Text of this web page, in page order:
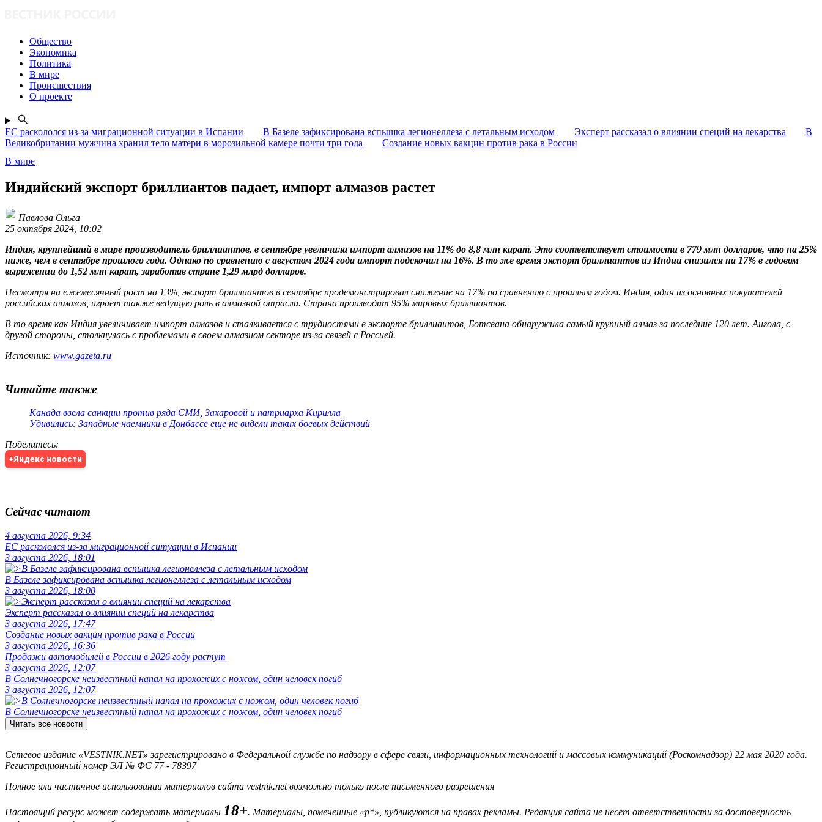
Общество
Экономика
Политика
В мире
Происшествия
О проекте
ЕС раскололся из-за миграционной ситуации в Испании В Базеле зафиксирована вспышка легионеллеза с летальным исходом Эксперт рассказал о влиянии специй на лекарства
В
Великобритании мужчина хранил тело матери в морозильной камере почти три года
Создание новых вакцин против рака в России
В мире
Индийский экспорт бриллиантов падает, импорт алмазов растет
Павлова Ольга
25 октября 2024, 10:02
Индия, крупнейший в мире производитель бриллиантов, в сентябре увеличила импорт алмазов на 11% до 8,8 млн карат. Это соответствует стоимости в 779 млн долларов, что на 25%
ниже, чем в сентябре прошлого года. Однако по сравнению с августом 2024 года импорт подскочил на 16%. В то же время экспорт бриллиантов из Индии снизился на 17% в годовом
выражении до 1,52 млн карат, заработав стране 1,29 млрд долларов.
Несмотря на ежемесячный рост на 13%, экспорт бриллиантов в сентябре продемонстрировал снижение на 17% по сравнению с прошлым годом. Индия, один из основных покупателей
российских алмазов, играет также ведущую роль в алмазной отрасли. Страна производит 95% мировых бриллиантов.
В то время как Индия увеличивает импорт алмазов и сталкивается с трудностями в экспорте бриллиантов, Ботсвана обнаружила самый крупный алмаз за последние 120 лет. Ангола, с
другой стороны, столкнулась с проблемами в своем алмазном секторе из-за связей с Россией.
Источник: www.gazeta.ru
Читайте также
Канада ввела санкции против ряда СМИ, Захаровой и патриарха Кирилла
Удивились: Западные наемники в Донбассе еще не видели таких боевых действий
Поделитесь:
+Яндекс новости
Сейчас читают
4 августа 2026, 9:34
ЕС раскололся из-за миграционной ситуации в Испании
3 августа 2026, 18:01
В Базеле зафиксирована вспышка легионеллеза с летальным исходом
3 августа 2026, 18:00
Эксперт рассказал о влиянии специй на лекарства
3 августа 2026, 17:47
Создание новых вакцин против рака в России
3 августа 2026, 16:36
Продажи автомобилей в России в 2026 году растут
3 августа 2026, 12:07
В Солнечногорске неизвестный напал на прохожих с ножом, один человек погиб
3 августа 2026, 12:07
В Солнечногорске неизвестный напал на прохожих с ножом, один человек погиб
Читать все новости
Сетевое издание «VESTNIK.NET» зарегистрировано в Федеральной службе по надзору в сфере связи, информационных технологий и массовых коммуникаций (Роскомнадзор) 22 мая 2020 года.
Регистрационный номер ЭЛ № ФС 77 - 78397
Полное или частичное использовании материалов сайта vestnik.net возможно только после письменного разрешения
Настоящий ресурс может содержать материалы 18+. Материалы, помеченные «р*», публикуются на правах рекламы. Редакция сайта не несет ответственности за достоверность